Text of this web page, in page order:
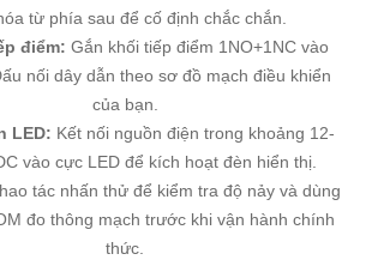
từ phía sau để cố định chắc chắn.
điểm: Gắn khối tiếp điểm 1NO+1NC vào
nối dây dẫn theo sơ đồ mạch điều khiển
của bạn.
LED: Kết nối nguồn điện trong khoảng 12-
vào cực LED để kích hoạt đèn hiển thị.
tác nhấn thử để kiểm tra độ nảy và dùng
đo thông mạch trước khi vận hành chính
thức.